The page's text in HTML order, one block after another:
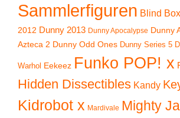
Sammlerfiguren Blind Box
2012 Dunny 2013 Dunny Apocalypse Dunny
Azteca 2 Dunny Odd Ones Dunny Series 5
Warhol Eekeez Funko POP! x
Hidden Dissectibles Kandy
Kidrobot x Mardivale Mighty